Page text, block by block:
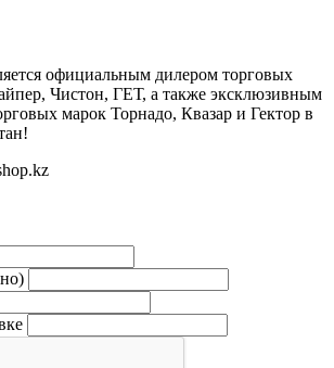
официальным дилером торговых
Чистон, ГЕТ, а также эксклюзивным
марок Торнадо, Квазар и Гектор в